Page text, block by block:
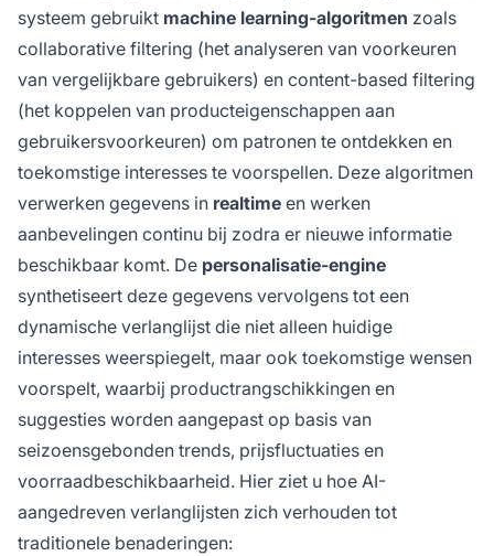
systeem gebruikt machine learning-algoritmen zoals
collaborative filtering (het analyseren van voorkeuren
van vergelijkbare gebruikers) en content-based filtering
(het koppelen van producteigenschappen aan
gebruikersvoorkeuren) om patronen te ontdekken en
toekomstige interesses te voorspellen. Deze algoritmen
verwerken gegevens in realtime en werken
aanbevelingen continu bij zodra er nieuwe informatie
beschikbaar komt. De personalisatie-engine
synthetiseert deze gegevens vervolgens tot een
dynamische verlanglijst die niet alleen huidige
interesses weerspiegelt, maar ook toekomstige wensen
voorspelt, waarbij productrangschikkingen en
suggesties worden aangepast op basis van
seizoensgebonden trends, prijsfluctuaties en
voorraadbeschikbaarheid. Hier ziet u hoe AI-
aangedreven verlanglijsten zich verhouden tot
traditionele benaderingen: